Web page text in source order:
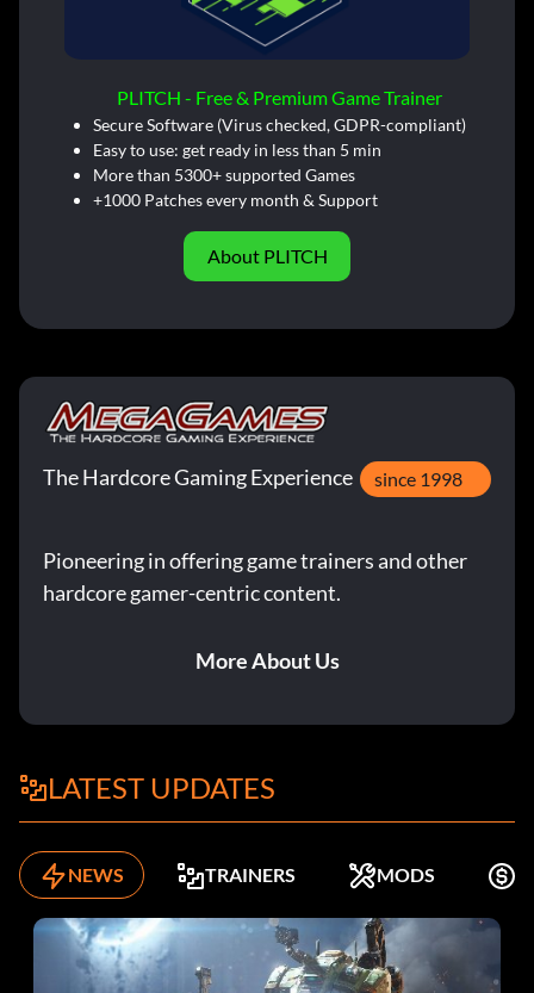
PLITCH - Free & Premium Game Trainer
Secure Software (Virus checked, GDPR-compliant)
Easy to use: get ready in less than 5 min
More than 5300+ supported Games
+1000 Patches every month & Support
About PLITCH
The Hardcore Gaming Experience since 1998
Pioneering in offering game trainers and other
hardcore gamer-centric content.
More About Us
LATEST UPDATES
NEWS TRAINERS MODS